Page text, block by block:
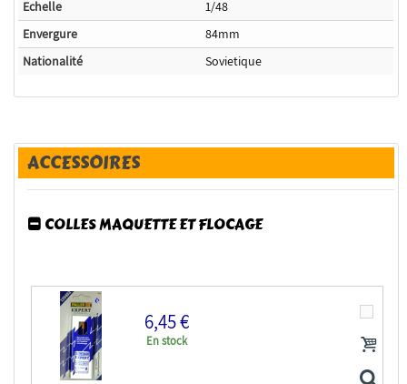
Echelle
1/48
Envergure
84mm
Nationalité
Sovietique
ACCESSOIRES
COLLES MAQUETTE ET FLOCAGE
6,45 €
En stock